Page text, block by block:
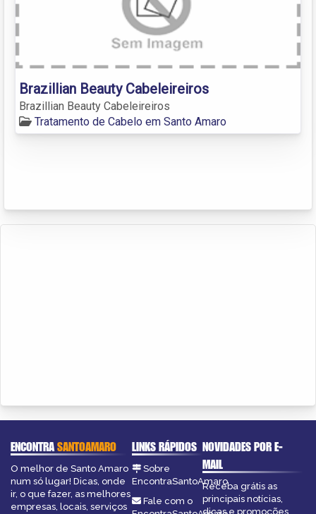
Brazillian Beauty Cabeleireiros
Brazillian Beauty Cabeleireiros
Tratamento de Cabelo em Santo Amaro
ENCONTRASANTOAMARO
O melhor de Santo Amaro
num só lugar! Dicas, onde
ir, o que fazer, as melhores
empresas, locais, serviços
LINKS RÁPIDOS
Sobre
EncontraSantoAmaro
Fale com o
NOVIDADES POR E-
MAIL
Receba grátis as
principais notícias,
dicas e promoções